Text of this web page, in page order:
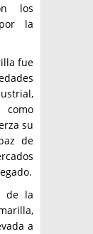
los
la
fue
como
su
de
de la
a